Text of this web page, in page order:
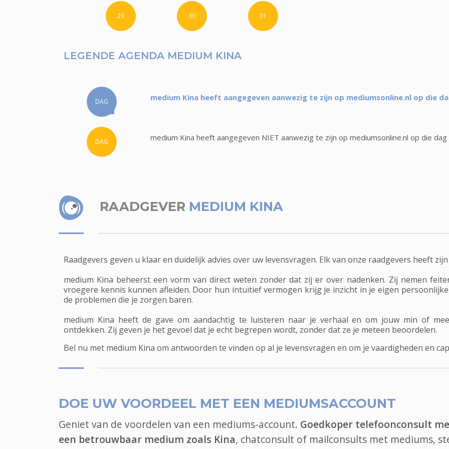
29 30 31
LEGENDE AGENDA MEDIUM KINA
DAG medium Kina heeft aangegeven aanwezig te zijn op mediumsonline.nl op die
DAG medium Kina heeft aangegeven NIET aanwezig te zijn op mediumsonline.nl op die dag
RAADGEVER MEDIUM KINA
Raadgevers geven u klaar en duidelijk advies over uw levensvragen. Elk van onze raadgevers heeft
medium Kina beheerst een vorm van direct weten zonder dat zij er over nadenken. Zij nemen
vroegere kennis kunnen afleiden. Door hun intuïtief vermogen krijg je inzicht in je eigen
de problemen die je zorgen baren.
medium Kina heeft de gave om aandachtig te luisteren naar je verhaal en om jouw min of
ontdekken. Zij geven je het gevoel dat je echt begrepen wordt, zonder dat ze je meteen beoordelen.
Bel nu met medium Kina om antwoorden te vinden op al je levensvragen en om je vaardigheden en
DOE UW VOORDEEL MET EEN MEDIUMSACCOUNT
Geniet van de voordelen van een mediums-account. Goedkoper telefoonconsult
een betrouwbaar medium zoals Kina, chatconsult of mailconsults met mediums,